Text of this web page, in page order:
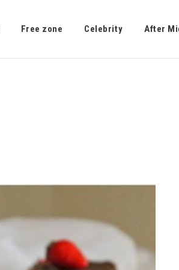
Free zone Celebrity After